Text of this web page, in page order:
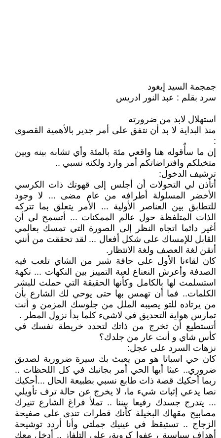
جمجمة السيد إيغود
سرد بقلم : عبد النور ادريس
استهلال لابد من ضرورته
منذ البداية لا بد أن نتفق على أمر جدير بالأهمية القصوى
:
إن ما سأٌقوله هنا واقعي مئة بالمئة وأي تشابه بينه وبين
متخيلكم وافتراضاتكم أمر وارد ولكنه نسبي ..
ترشيف الدخول:
أتأذن لي التحولات أن أجلس إلى قهوتك ذات الكرسي
الأخضر المسلولة أطرافه من عام مضى ... لا وجود
للتطابق بين العناصر الأولية ... الأمر يتعلق بما تتركه
الذات المتلفظة حول عالم الممكنات ... أتسمح لي أن
أغير دائما اتجاه النظر إلى الصورة التي تمسك بعالمي
القابل للإمساك على شكل أفعال ... لقد تحققت من أنني
أتقن لغة العصف ولغة الانتظار.
كان لقاءنا الأول على حافة شبر من الشاي تلعب فيه
الصدفة وأعرش النعناع لعبة التمييز بين النكهات ... نكهة
استسلمت لها بالكامل وكأنها الحقيقة التي حملت للبشر
الكلمات.. فما أن تهمس بها حتى يوحي لك الشارع بأن
من يرتاده للتو يصيبه الملل من جلوسك المزمن و أنت
تمارس هواية التحديق في لاشيء كلما بدأ نزول المطر .
أتستطيع أن تخرج من ذاتك لتحدد خريطة نفسك في
كأس شاي و أنت عار من جلدك؟
نزهات السرد على عجل:
كان حي اسباتا هو من يعبث بك سيرة ضرورية لصديق
ضروري.. عبثا أيها الحي أمر بجانبك في كل اللحظات ..
ربما أحكيك قصة ذات طابع نسبي بطبيعة الحال ...أحكيك
نصا يدعي إثبات شيء ما، لا يخرج عن حالة ترف تأويلي
... يتدرج جسدك رفيعا بيننا .. تملأ فراغ الشارع تنيرك
مصابيح مقهاك البخيلة كأنك قطرات تندى على صفيحة
الزجاج .. تستيقظ في عينيك جملتي وأنا أردد توشيحة
أهداف سياسية ، عفوا كروية، على التلفاز .. أدخل معك